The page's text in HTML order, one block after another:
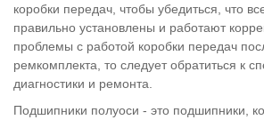
коробки передач, чтобы убедиться, что
правильно установлены и работают
проблемы с работой коробки передач
ремкомплекта, то следует обратиться к
диагностики и ремонта.
Подшипники полуоси - это подшипники,